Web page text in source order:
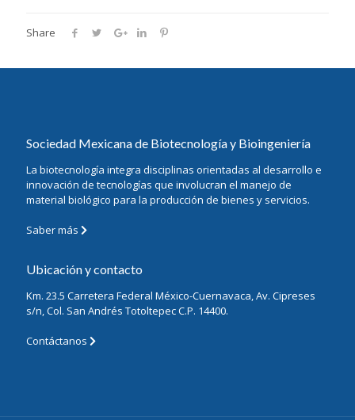
Share
Sociedad Mexicana de Biotecnología y Bioingeniería
La biotecnología integra disciplinas orientadas al desarrollo e
innovación de tecnologías que involucran el manejo de
material biológico para la producción de bienes y servicios.
Saber más
Ubicación y contacto
Km. 23.5 Carretera Federal México-Cuernavaca, Av. Cipreses
s/n, Col. San Andrés Totoltepec C.P. 14400.
Contáctanos